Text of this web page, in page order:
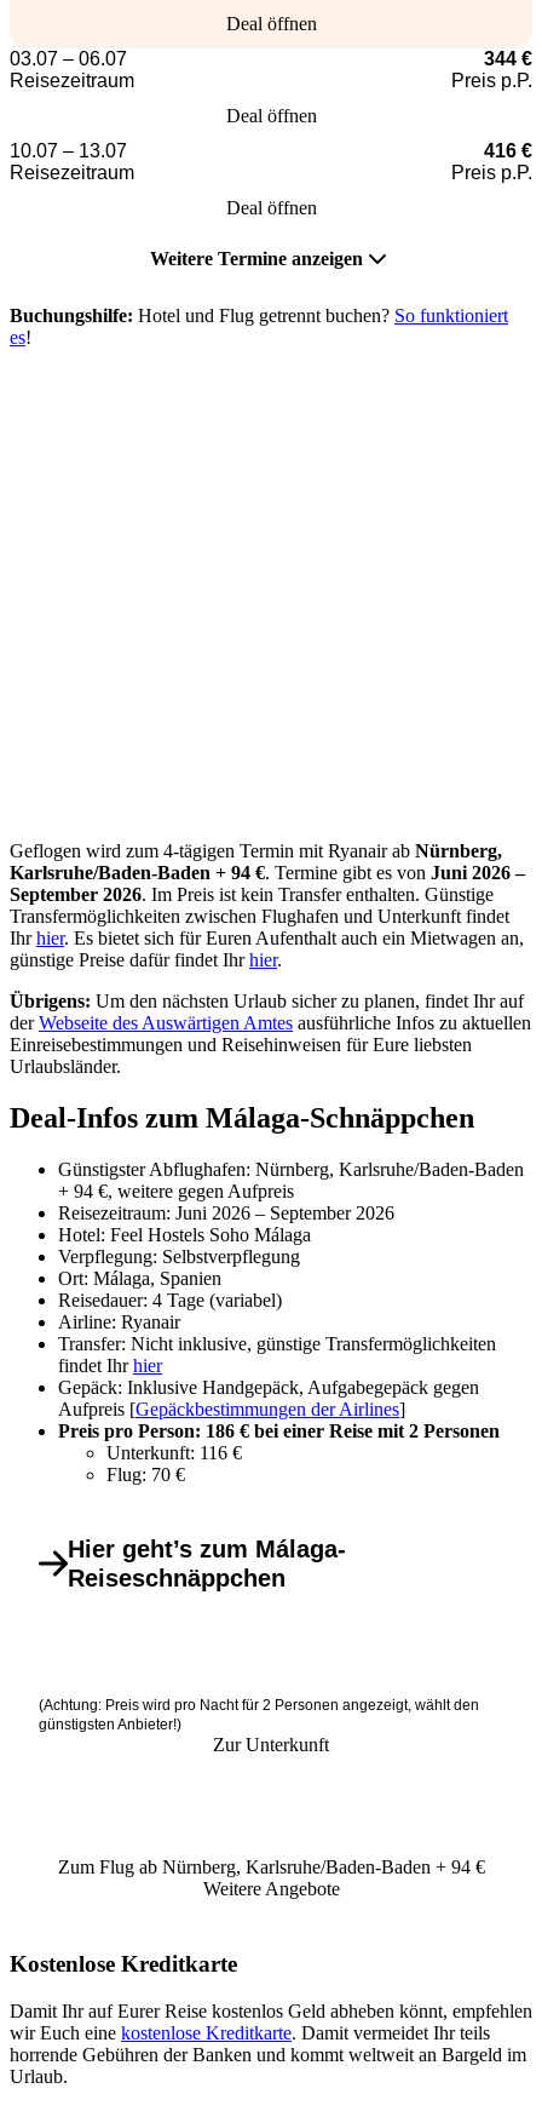
Deal öffnen
03.07 – 06.07
Reisezeitraum
344 €
Preis p.P.
Deal öffnen
10.07 – 13.07
Reisezeitraum
416 €
Preis p.P.
Deal öffnen
Weitere Termine anzeigen
Buchungshilfe: Hotel und Flug getrennt buchen? So funktioniert
es!
Geflogen wird zum 4-tägigen Termin mit Ryanair ab Nürnberg,
Karlsruhe/Baden-Baden + 94 €. Termine gibt es von Juni 2026 –
September 2026. Im Preis ist kein Transfer enthalten. Günstige
Transfermöglichkeiten zwischen Flughafen und Unterkunft findet
Ihrhier. Es bietet sich für Euren Aufenthalt auch ein Mietwagen an,
günstige Preise dafür findet Ihrhier.
Übrigens: Um den nächsten Urlaub sicher zu planen, findet Ihr auf
derWebseite des Auswärtigen Amtes ausführliche Infos zu aktuellen
Einreisebestimmungen und Reisehinweisen für Eure liebsten
Urlaubsländer.
Deal-Infos zum Málaga-Schnäppchen
Günstigster Abflughafen: Nürnberg, Karlsruhe/Baden-Baden
+ 94 €, weitere gegen Aufpreis
Reisezeitraum: Juni 2026 – September 2026
Hotel: Feel Hostels Soho Málaga
Verpflegung: Selbstverpflegung
Ort: Málaga, Spanien
Reisedauer: 4 Tage (variabel)
Airline: Ryanair
Transfer: Nicht inklusive, günstige Transfermöglichkeiten
findet Ihrhier
Gepäck: Inklusive Handgepäck, Aufgabegepäck gegen
Aufpreis [Gepäckbestimmungen der Airlines]
Preis pro Person: 186 € bei einer Reise mit 2 Personen
Unterkunft: 116 €
Flug: 70 €
Hier geht’s zum Málaga-
Reiseschnäppchen
(Achtung: Preis wird pro Nacht für 2 Personen angezeigt, wählt den
günstigsten Anbieter!)
Zur Unterkunft
Zum Flug ab Nürnberg, Karlsruhe/Baden-Baden + 94 €
Weitere Angebote
Kostenlose Kreditkarte
Damit Ihr auf Eurer Reise kostenlos Geld abheben könnt, empfehlen
wir Euch eine kostenlose Kreditkarte. Damit vermeidet Ihr teils
horrende Gebühren der Banken und kommt weltweit an Bargeld im
Urlaub.